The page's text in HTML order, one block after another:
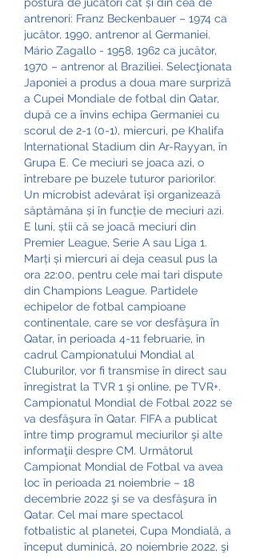
antrenori: Franz Beckenbauer – 1974 ca
jucător, 1990, antrenor al Germaniei.
Mário Zagallo - 1958, 1962 ca jucător,
1970 – antrenor al Braziliei. Selecţionata
Japoniei a produs a doua mare surpriză
a Cupei Mondiale de fotbal din Qatar,
după ce a învins echipa Germaniei cu
scorul de 2-1 (0-1), miercuri, pe Khalifa
International Stadium din Ar-Rayyan, în
Grupa E. Ce meciuri se joaca azi, o
întrebare pe buzele tuturor pariorilor.
Un microbist adevărat își organizează
săptămâna și în funcție de meciuri azi.
E luni, știi că se joacă meciuri din
Premier League, Serie A sau Liga 1.
Marți și miercuri ai deja ceasul pus la
ora 22:00, pentru cele mai tari dispute
din Champions League. Partidele
echipelor de fotbal campioane
continentale, care se vor desfăşura în
Qatar, în perioada 4-11 februarie, în
cadrul Campionatului Mondial al
Cluburilor, vor fi transmise în direct sau
înregistrat la TVR 1 şi online, pe TVR+.
Campionatul Mondial de Fotbal 2022 se
va desfăşura în Qatar. FIFA a publicat
între timp programul meciurilor şi alte
informaţii despre CM. Următorul
Campionat Mondial de Fotbal va avea
loc în perioada 21 noiembrie – 18
decembrie 2022 şi se va desfăşura în
Qatar. Cel mai mare spectacol
fotbalistic al planetei, Cupa Mondială, a
început duminică, 20 noiembrie 2022, şi